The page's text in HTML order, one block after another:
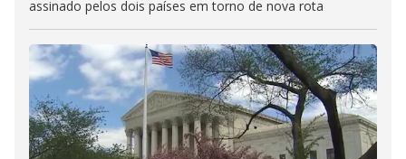
assinado pelos dois países em torno de nova rota